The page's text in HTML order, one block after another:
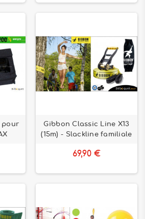
pour
Gibbon Classic Line X13
(15m) - Slackline familiale
69,90 €